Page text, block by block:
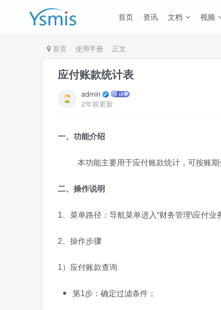
首页 资讯 文档 视频
首页 使用手册 正文
应付账款统计表
admin
2年前更新
一、功能介绍
本功能主要用于应付账款统计，可按账
二、操作说明
1、菜单路径：导航菜单进入“财务管理\应付业
2、操作步骤
1）应付账款查询
第1步：确定过滤条件；